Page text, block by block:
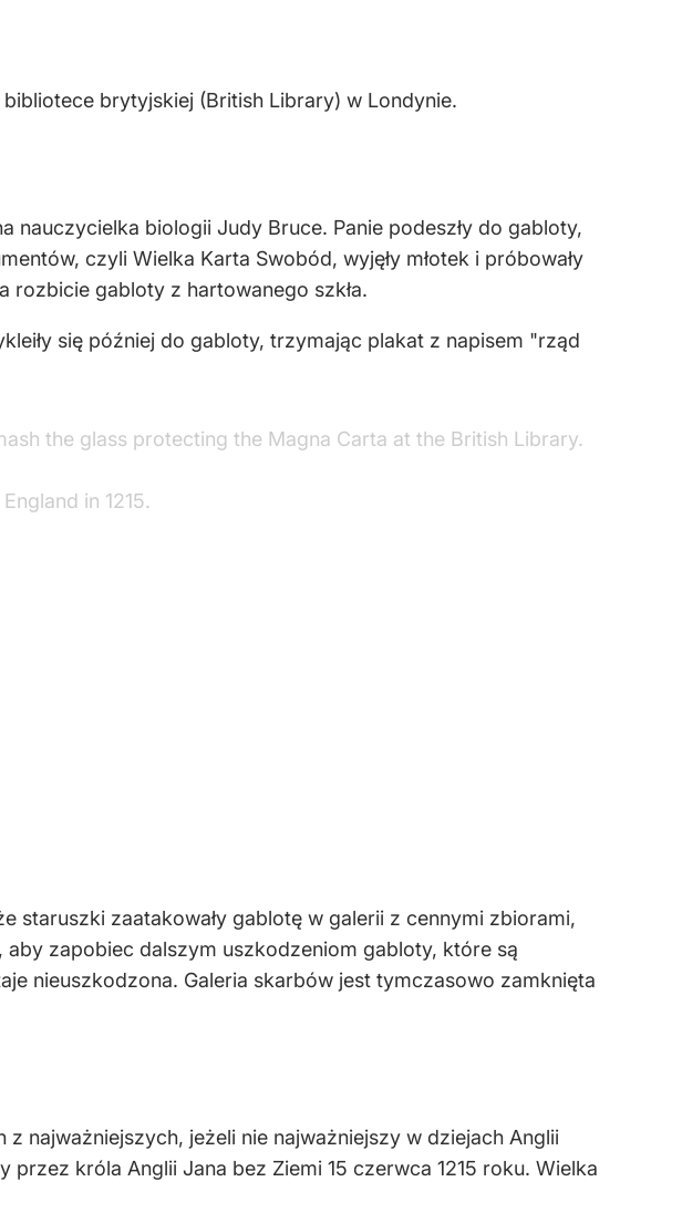
brytyjskiej (British Library) w Londynie.
nauczycielka biologii Judy Bruce. Panie podeszły do gabloty,
czyli Wielka Karta Swobód, wyjęły młotek i próbowały
rozbicie gabloty z hartowanego szkła.
się później do gabloty, trzymając plakat z napisem "rząd
the glass protecting the Magna Carta at the British Library.
in 1215.
staruszki zaatakowały gablotę w galerii z cennymi zbiorami,
aby zapobiec dalszym uszkodzeniom gabloty, które są
nieuszkodzona. Galeria skarbów jest tymczasowo zamknięta
z najważniejszych, jeżeli nie najważniejszy w dziejach Anglii
króla Anglii Jana bez Ziemi 15 czerwca 1215 roku. Wielka